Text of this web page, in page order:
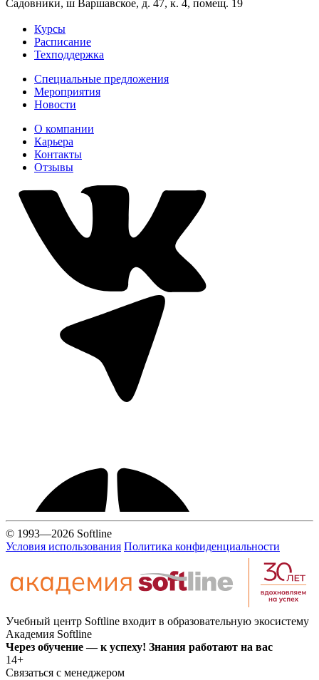
Садовники, ш Варшавское, д. 47, к. 4, помещ. 19
Курсы
Расписание
Техподдержка
Специальные предложения
Мероприятия
Новости
О компании
Карьера
Контакты
Отзывы
© 1993—2026 Softline
Условия использования Политика конфиденциальности
Учебный центр Softline входит в образовательную экосистему
Академия Softline
Через обучение — к успеху! Знания работают на вас
14+
Связаться с менеджером